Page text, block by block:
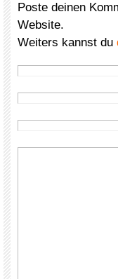
Poste deinen
Website.
Weiters kannst du